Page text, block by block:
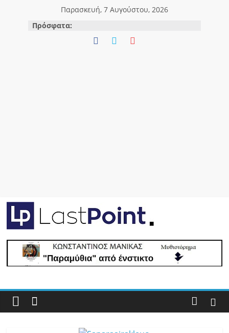
περιεχόμενο
Παρασκευή, 7 Αυγούστου, 2026
Πρόσφατα:
lastpoint.gr
άποψη
τέλους…